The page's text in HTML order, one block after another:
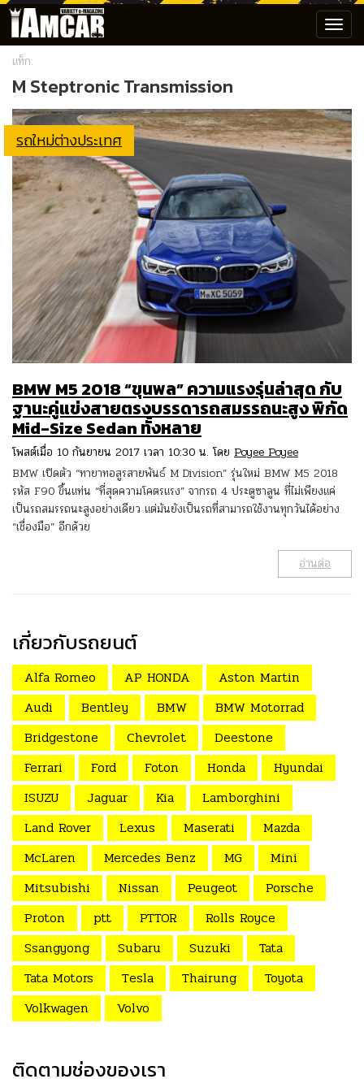
แท็ก:
M Steptronic Transmission
รถใหม่ต่างประเทศ
BMW M5 2018 “ขุนพล” ความแรงรุ่นล่าสุด กับ
ฐานะคู่แข่งสายตรงบรรดารถสมรรถนะสูง พิกัด
Mid-Size Sedan ทั้งหลาย
โพสต์เมื่อ 10 กันยายน 2017 เวลา 10:30 น. โดย Poyee Poyee
BMW เปิดตัว “ทายาทอสูรสายพันธ์ M Division” รุ่นใหม่ BMW M5 2018
รหัส F90 ขึ้นแท่น “ที่สุดความโคตรแรง” จากรถ 4 ประตูซาลูน ที่ไม่เพียงแค่
เป็นรถสมรรถนะสูงอย่างเดียว แต่มันยังเป็นรถที่สามารถใช้งานทุกวันได้อย่าง
“เชื่องมือ” อีกด้วย
อ่านต่อ
เกี่ยวกับรถยนต์
Alfa Romeo AP HONDA
Aston Martin
Audi
Bentley BMW
BMW Motorrad
Bridgestone
Chevrolet
Deestone
Ferrari
Ford Foton Honda
Hyundai
ISUZU
Jaguar Kia
Lamborghini
Land Rover
Lexus Maserati
Mazda
McLaren
Mercedes Benz MG
Mini
Mitsubishi
Nissan Peugeot
Porsche
Proton
ptt PTTOR
Rolls Royce
Ssangyong
Subaru Suzuki
Tata
Tata Motors
Tesla Thairung
Toyota
Volkwagen
Volvo
ติดตามช่องของเรา